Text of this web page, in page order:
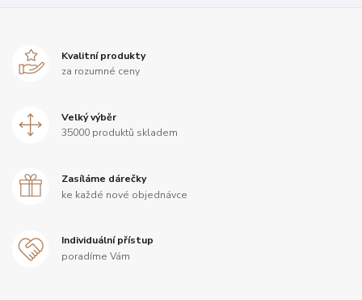
Kvalitní produkty
za rozumné ceny
Velký výběr
35000 produktů skladem
Zasíláme dárečky
ke každé nové objednávce
Individuální přístup
poradíme Vám